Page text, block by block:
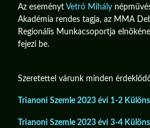
Az eseményt Vetró Mihály
Akadémia rendes tagja, az MMA
Regionális Munkacsoportja
fejezi be.
Szeretettel várunk minden
Trianoni Szemle 2023 évi 1-2
Trianoni Szemle 2023 évi 3-4